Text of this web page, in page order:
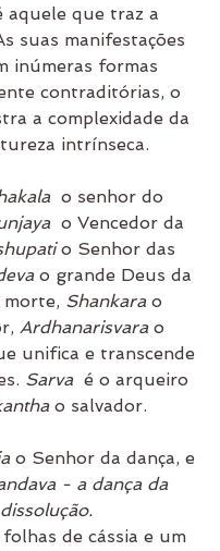
aquele que traz a
suas manifestações
inúmeras formas
contraditórias, o
a complexidade da
intrínseca.
  o senhor do
  o Vencedor da
o Senhor das
o grande Deus da
morte, Shankara o
Ardhanarisvara o
unifica e transcende
Sarva
  é o arqueiro
o salvador.
o Senhor da dança, e
- a dança da
dissolução.
de cássia e um